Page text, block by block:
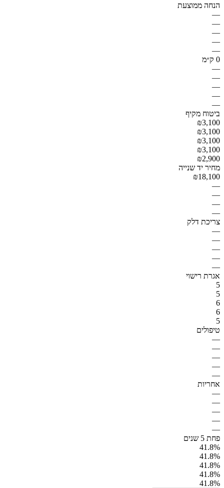
הנחה ממוצעת
—
—
—
—
—
0 ק״מ
—
—
—
—
—
ביטוח מקיף
₪3,100
₪3,100
₪3,100
₪3,100
₪2,900
מחיר יד שנייה
₪18,100
—
—
—
—
צריכת דלק
—
—
—
—
—
אגרת רישוי
5
5
6
6
5
טיפולים
—
—
—
—
—
אחריות
—
—
—
—
—
פחת 5 שנים
41.8%
41.8%
41.8%
41.8%
41.8%